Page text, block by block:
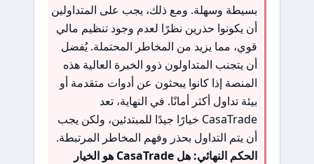
بسيطة وسهلة. ومع ذلك، يجب على المتداولين
أن يكونوا حذرين نظرًا لعدم وجود تنظيم مالي
قوي، مما يزيد من المخاطر المحتملة. يُفضل
أن يتجنب المتداولون ذوو الخبرة العالية هذه
المنصة إذا كانوا يبحثون عن أدوات متقدمة أو
بيئة تداول أكثر أمانًا. في النهاية، تعد
CasaTrade خيارًا جيدًا للمبتدئين، ولكن يجب
أن يتم التداول بحذر وفهم المخاطر المرتبطة.
الحكم النهائي: هل CasaTrade هو الخيار